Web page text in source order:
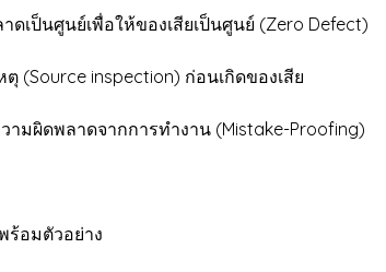
นศูนย์เพื่อให้ของเสียเป็นศูนย์ (Zero Defect)
inspection) ก่อนเกิดของเสีย
ดพลาดจากการทำงาน (Mistake-Proofing)
อมตัวอย่าง